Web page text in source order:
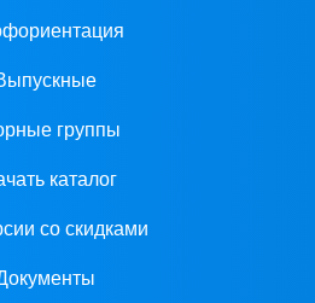
группы
каталог
со скидками